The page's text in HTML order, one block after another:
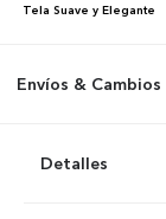
Tela Suave y Elegante
Envíos & Cambios
Detalles